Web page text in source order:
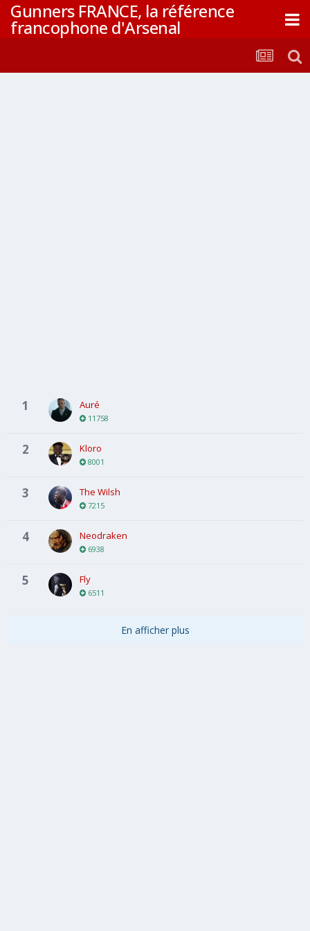
Gunners FRANCE, la référence
francophone d'Arsenal
1 Auré
11758
2 Kloro
8001
3 The Wilsh
7215
4 Neodraken
6938
5 Fly
6511
En afficher plus